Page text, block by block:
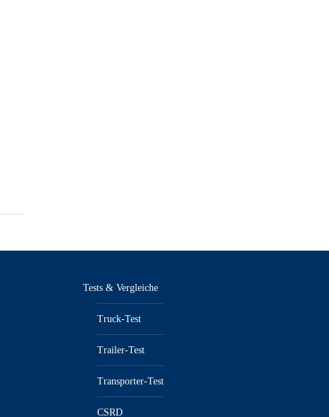
Tests & Vergleiche
Truck-Test
Trailer-Test
Transporter-Test
CSRD